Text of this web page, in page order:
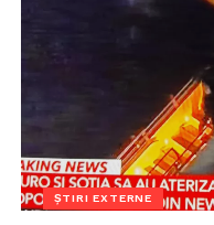
ȘTIRI EXTERNE